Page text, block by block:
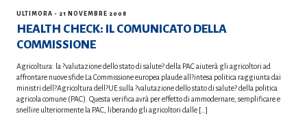
ULTIMORA - 21 NOVEMBRE 2008
HEALTH CHECK: IL COMUNICATO DELLA
COMMISSIONE
Agricoltura: la ?valutazione dello stato di salute? della PAC aiuterà gli agricoltori ad
affrontare nuove sfide La Commissione europea plaude all?intesa politica raggiunta dai
ministri dell?Agricoltura dell?UE sulla ?valutazione dello stato di salute? della politica
agricola comune (PAC). Questa verifica avrà per effetto di ammodernare, semplificare e
snellire ulteriormente la PAC, liberando gli agricoltori dalle […]